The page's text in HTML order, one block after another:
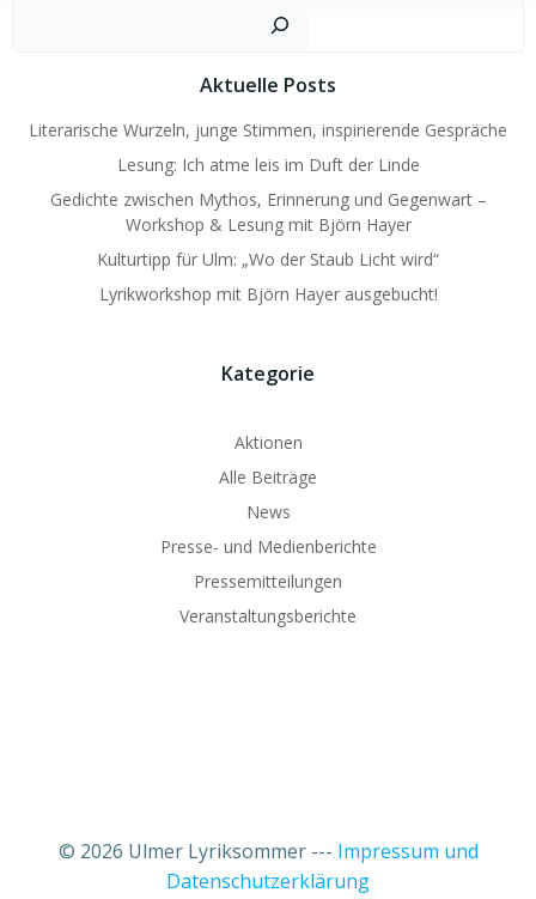
Aktuelle Posts
Literarische Wurzeln, junge Stimmen, inspirierende Gespräche
Lesung: Ich atme leis im Duft der Linde
Gedichte zwischen Mythos, Erinnerung und Gegenwart –
Workshop & Lesung mit Björn Hayer
Kulturtipp für Ulm: „Wo der Staub Licht wird“
Lyrikworkshop mit Björn Hayer ausgebucht!
Kategorie
Aktionen
Alle Beiträge
News
Presse- und Medienberichte
Pressemitteilungen
Veranstaltungsberichte
© 2026 Ulmer Lyriksommer --- Impressum und
Datenschutzerklärung